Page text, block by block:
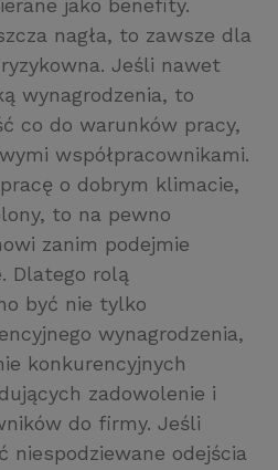
jako benefity.
nagła, to zawsze dla
Jeśli nawet
wynagrodzenia, to
co do warunków pracy,
współpracownikami.
o dobrym klimacie,
to na pewno
zanim podejmie
Dlatego rolą
być nie tylko
wynagrodzenia,
konkurencyjnych
zadowolenie i
do firmy. Jeśli
niespodziewane odejścia